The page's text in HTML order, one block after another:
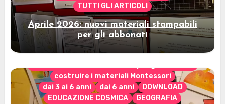
TUTTI GLI ARTICOLI
Aprile 2026: nuovi materiali stampabili
per gli abbonati
costruire i materiali Montessori
dai 3 ai 6 anni
dai 6 anni
DOWNLOAD
EDUCAZIONE COSMICA
GEOGRAFIA